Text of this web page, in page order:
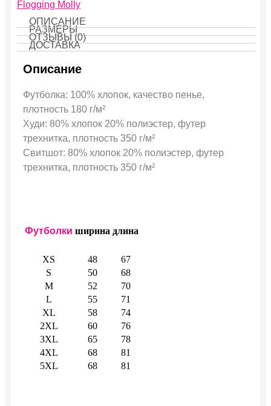
Flogging Molly
ОПИСАНИЕ
РАЗМЕРЫ
ОТЗЫВЫ (0)
ДОСТАВКА
Описание
Футболка: 100% хлопок, качество пенье,
плотность 180 г/м²
Худи: 80% хлопок 20% полиэстер, футер
трехнитка, плотность 350 г/м²
Свитшот: 80% хлопок 20% полиэстер, футер
трехнитка, плотность 350 г/м²
Футболки ширина длина
XS 48
67
S
50
68
M
52
70
L
55
71
XL
58
74
2XL
60
76
3XL
65
78
4XL
68
81
5XL
68 81